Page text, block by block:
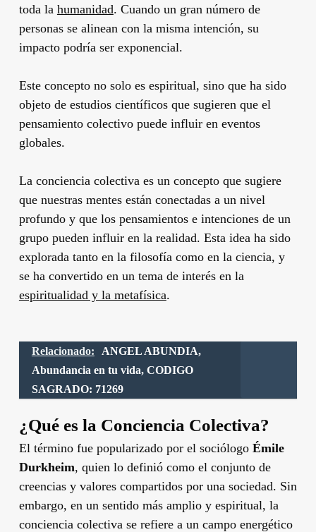
toda la humanidad. Cuando un gran número de
personas se alinean con la misma intención, su
impacto podría ser exponencial.
Este concepto no solo es espiritual, sino que ha sido
objeto de estudios científicos que sugieren que el
pensamiento colectivo puede influir en eventos
globales.
La conciencia colectiva es un concepto que sugiere
que nuestras mentes están conectadas a un nivel
profundo y que los pensamientos e intenciones de un
grupo pueden influir en la realidad. Esta idea ha sido
explorada tanto en la filosofía como en la ciencia, y
se ha convertido en un tema de interés en la
espiritualidad y la metafísica.
Relacionado:
ANGEL ABUNDIA,
Abundancia en tu vida, CODIGO
SAGRADO: 71269
¿Qué es la Conciencia Colectiva?
El término fue popularizado por el sociólogo Émile
Durkheim, quien lo definió como el conjunto de
creencias y valores compartidos por una sociedad. Sin
embargo, en un sentido más amplio y espiritual, la
conciencia colectiva se refiere a un campo energético